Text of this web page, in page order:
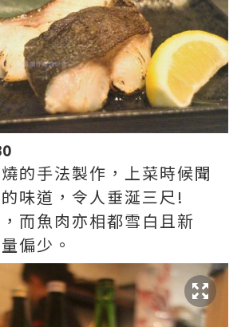
的手法製作，上菜時候聞
味道，令人垂涎三尺!
而魚肉亦相都雪白且新
偏少。